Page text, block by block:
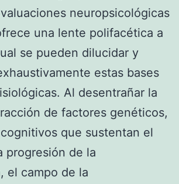
neuropsicológicas
una lente polifacética a
se pueden dilucidar y
estas bases
Al desentrañar la
de factores genéticos,
que sustentan el
progresión de la
el campo de la